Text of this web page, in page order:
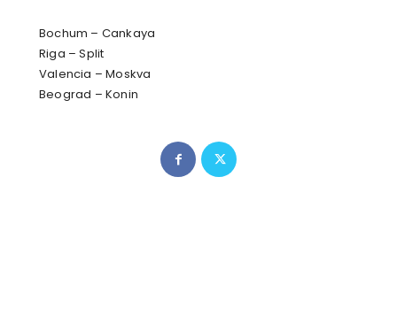
Bochum – Cankaya
Riga – Split
Valencia – Moskva
Beograd – Konin